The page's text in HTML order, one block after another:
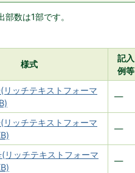
数は1部です。
様式
記入
例等
リッチテキストフォーマ
―
リッチテキストフォーマ
―
リッチテキストフォーマ
―